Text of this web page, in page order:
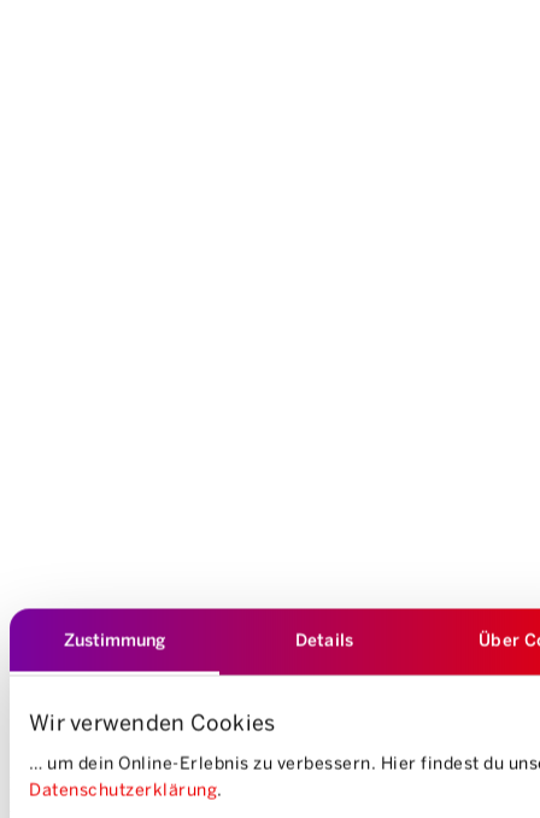
Zustimmung Details Über
Wir verwenden Cookies
… um dein Online-Erlebnis zu verbessern. Hier findest du
Datenschutzerklärung.
2. MORK – mehr als nur Work
Mit der Initiative «MORK – Work at Mobility» hat Mobility 2024
ihr Employer Branding neu aufgestellt. «Wir wollten zeigen, was